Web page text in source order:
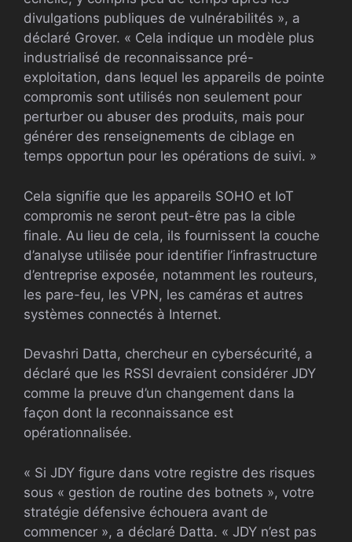
divulgations publiques de vulnérabilités », a
déclaré Grover. « Cela indique un modèle plus
industrialisé de reconnaissance pré-
exploitation, dans lequel les appareils de pointe
compromis sont utilisés non seulement pour
perturber ou abuser des produits, mais pour
générer des renseignements de ciblage en
temps opportun pour les opérations de suivi. »
Cela signifie que les appareils SOHO et IoT
compromis ne seront peut-être pas la cible
finale. Au lieu de cela, ils fournissent la couche
d’analyse utilisée pour identifier l’infrastructure
d’entreprise exposée, notamment les routeurs,
les pare-feu, les VPN, les caméras et autres
systèmes connectés à Internet.
Devashri Datta, chercheur en cybersécurité, a
déclaré que les RSSI devraient considérer JDY
comme la preuve d’un changement dans la
façon dont la reconnaissance est
opérationnalisée.
« Si JDY figure dans votre registre des risques
sous « gestion de routine des botnets », votre
stratégie défensive échouera avant de
commencer », a déclaré Datta. « JDY n’est pas